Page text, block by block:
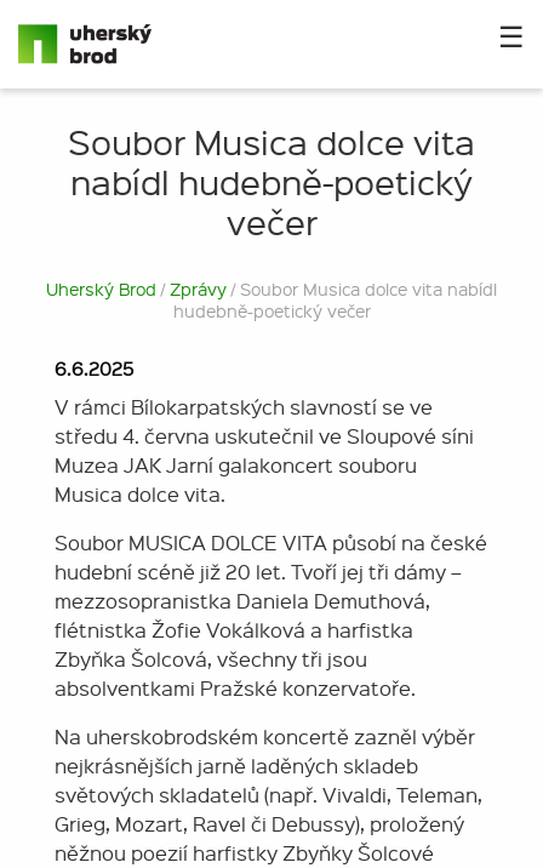
☰
Soubor Musica dolce vita
nabídl hudebně-poetický
večer
Uherský Brod /Zprávy / Soubor Musica dolce vita nabídl
hudebně-poetický večer
6.6.2025
V rámci Bílokarpatských slavností se ve
středu 4. června uskutečnil ve Sloupové síni
Muzea JAK Jarní galakoncert souboru
Musica dolce vita.
Soubor MUSICA DOLCE VITA působí na české
hudební scéně již 20 let. Tvoří jej tři dámy –
mezzosopranistka Daniela Demuthová,
flétnistka Žofie Vokálková a harfistka
Zbyňka Šolcová, všechny tři jsou
absolventkami Pražské konzervatoře.
Na uherskobrodském koncertě zazněl výběr
nejkrásnějších jarně laděných skladeb
světových skladatelů (např. Vivaldi, Teleman,
Grieg, Mozart, Ravel či Debussy), proložený
něžnou poezií harfistky Zbyňky Šolcové